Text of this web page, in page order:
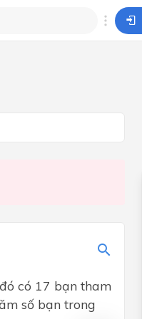
có 17 bạn tham
số bạn trong